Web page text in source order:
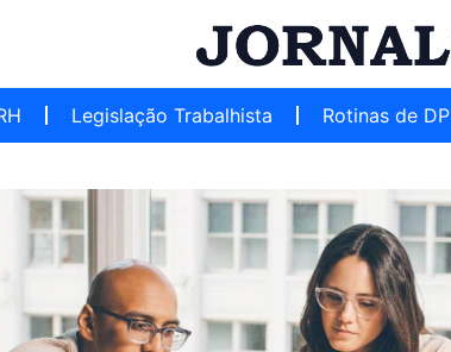
Legislação Trabalhista Rotinas de DP